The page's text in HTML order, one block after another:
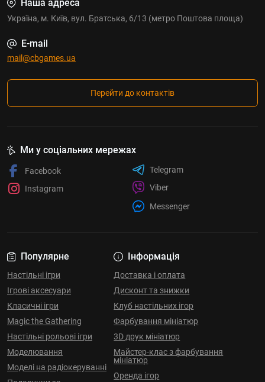
Наша адреса
Україна, м. Київ, вул. Братська, 6/13 (метро Поштова площа)
E-mail
mail@cbgames.ua
Перейти до контактів
Популярне
Настільні ігри
Ігрові аксесуари
Класичні ігри
Magic the Gathering
Настільні рольові ігри
Моделювання
Моделі на радіокеруванні
Інформація
Доставка і оплата
Дисконт та знижки
Клуб настільних ігор
Фарбування мініатюр
3D друк мініатюр
Майстер-клас з фарбування
мініатюр
Оренда ігор
Ми у соціальних мережах
Facebook
Instagram
Telegram
Viber
Messenger